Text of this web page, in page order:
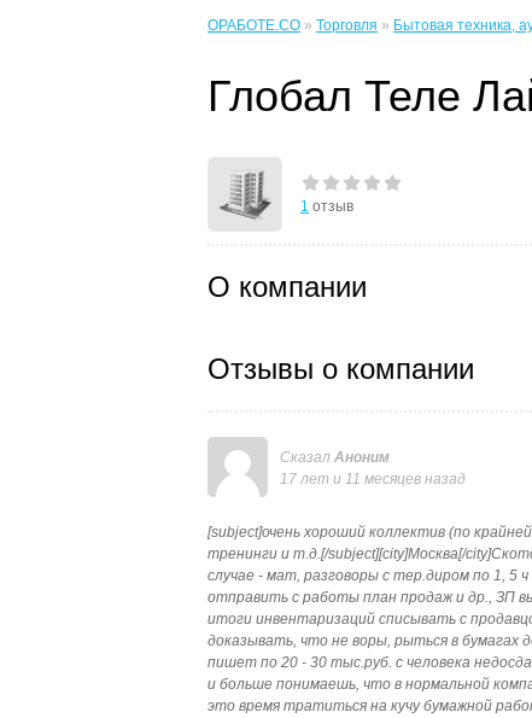
ОРАБОТЕ.CO » Торговля » Бытовая техника,
Глобал Теле
1 отзыв
О компании
Отзывы о компании
Сказал Аноним
17 лет и 11 месяцев назад
[subject]очень хороший коллектив (по
тренинги и т.д.[/subject][city]Москва[/
случае - мат, разговоры с тер.диром по 1, 5
отправить с работы план продаж и др., ЗП
итоги инвентаризаций списывать с
доказывать, что не воры, рыться в бумагах
пишет по 20 - 30 тыс.руб. с человека
и больше понимаешь, что в нормальной
это время тратиться на кучу бумажной